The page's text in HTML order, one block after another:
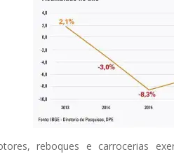
reboques e carrocerias